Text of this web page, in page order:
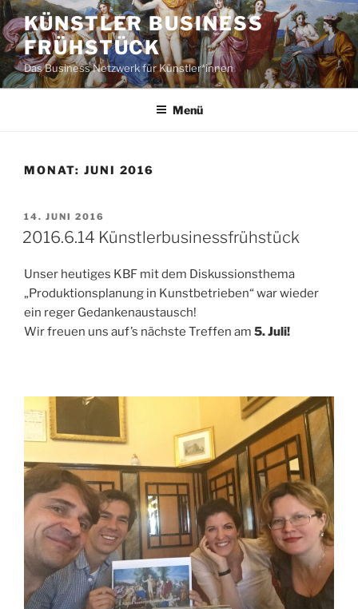
Zum
Inhalt
springen
KÜNSTLER BUSINESS
FRÜHSTÜCK
Das Business Netzwerk für Künstler*innen
Menü
MONAT: JUNI 2016
VERÖFFENTLICHT
AM
14. JUNI 2016
2016.6.14 Künstlerbusinessfrühstück
Unser heutiges KBF mit dem Diskussionsthema
„Produktionsplanung in Kunstbetrieben“ war wieder
ein reger Gedankenaustausch!
Wir freuen uns auf’s nächste Treffen am 5. Juli!